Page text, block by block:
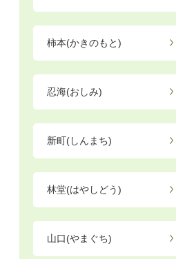
柿本(かきのもと)
忍海(おしみ)
新町(しんまち)
林堂(はやしどう)
山口(やまぐち)